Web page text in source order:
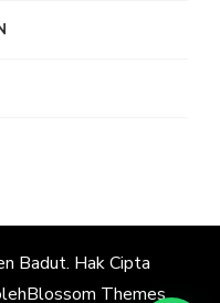
Badut. Hak Cipta
Blossom Themes.